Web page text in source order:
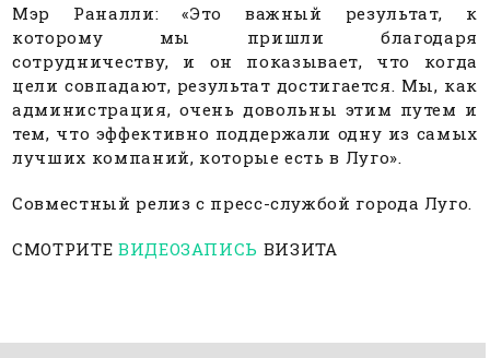
Мэр Раналли: «Это важный результат, к
которому мы пришли благодаря
сотрудничеству, и он показывает, что когда
цели совпадают, результат достигается. Мы, как
администрация, очень довольны этим путем и
тем, что эффективно поддержали одну из самых
лучших компаний, которые есть в Луго».
Совместный релиз с пресс-службой города Луго.
СМОТРИТЕ ВИДЕОЗАПИСЬ ВИЗИТА